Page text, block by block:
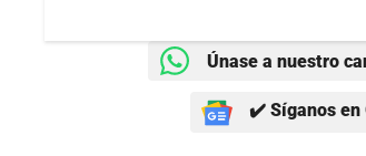
Únase a nuestro
✔️ Síganos en